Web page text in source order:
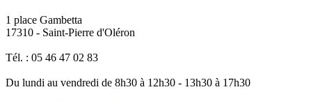
1 place Gambetta
17310 - Saint-Pierre d'Oléron
Tél. : 05 46 47 02 83
Du lundi au vendredi de 8h30 à 12h30 - 13h30 à 17h30